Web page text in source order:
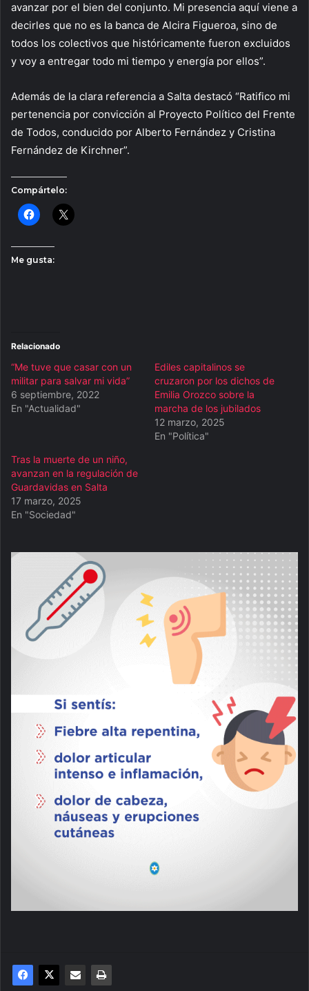
avanzar por el bien del conjunto. Mi presencia aquí viene a
decirles que no es la banca de Alcira Figueroa, sino de
todos los colectivos que históricamente fueron excluidos
y voy a entregar todo mi tiempo y energía por ellos”.
Además de la clara referencia a Salta destacó “Ratifico mi
pertenencia por convicción al Proyecto Político del Frente
de Todos, conducido por Alberto Fernández y Cristina
Fernández de Kirchner”.
Compártelo:
Me gusta:
Relacionado
“Me tuve que casar con un
militar para salvar mi vida”
6 septiembre, 2022
En "Actualidad"
Ediles capitalinos se
cruzaron por los dichos de
Emilia Orozco sobre la
marcha de los jubilados
12 marzo, 2025
En "Política"
Tras la muerte de un niño,
avanzan en la regulación de
Guardavidas en Salta
17 marzo, 2025
En "Sociedad"